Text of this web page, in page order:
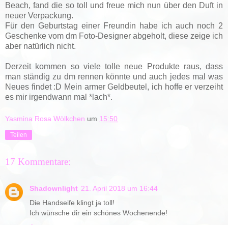
Beach, fand die so toll und freue mich nun über den Duft in
neuer Verpackung.
Für den Geburtstag einer Freundin habe ich auch noch 2
Geschenke vom dm Foto-Designer abgeholt, diese zeige ich
aber natürlich nicht.
Derzeit kommen so viele tolle neue Produkte raus, dass
man ständig zu dm rennen könnte und auch jedes mal was
Neues findet :D Mein armer Geldbeutel, ich hoffe er verzeiht
es mir irgendwann mal *lach*.
Yasmina Rosa Wölkchen um 15:50
Teilen
17 Kommentare:
Shadownlight 21. April 2018 um 16:44
Die Handseife klingt ja toll!
Ich wünsche dir ein schönes Wochenende!